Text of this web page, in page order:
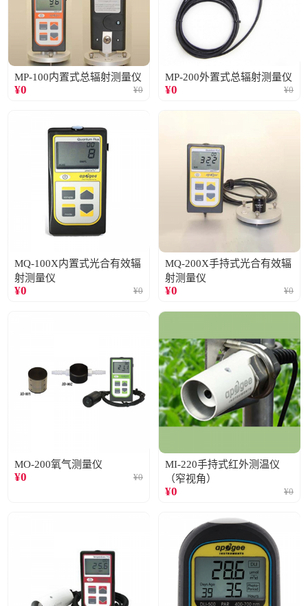
MP-100内置式总辐射测量仪
¥0 ¥0
MP-200外置式总辐射测量仪
¥0 ¥0
MQ-100X内置式光合有效辐
射测量仪
¥0 ¥0
MQ-200X手持式光合有效辐
射测量仪
¥0 ¥0
MO-200氧气测量仪
¥0 ¥0
MI-220手持式红外测温仪
（窄视角）
¥0 ¥0